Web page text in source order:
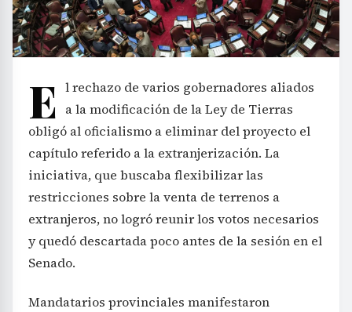
E l rechazo de varios gobernadores aliados
a la modificación de la Ley de Tierras
obligó al oficialismo a eliminar del proyecto el
capítulo referido a la extranjerización. La
iniciativa, que buscaba flexibilizar las
restricciones sobre la venta de terrenos a
extranjeros, no logró reunir los votos necesarios
y quedó descartada poco antes de la sesión en el
Senado.
Mandatarios provinciales manifestaron